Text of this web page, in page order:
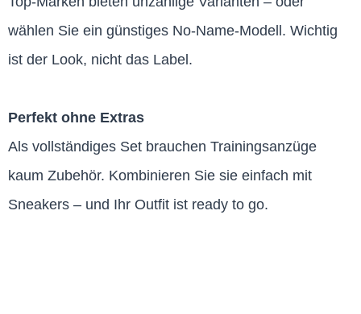
wählen Sie ein günstiges No-Name-Modell. Wichtig
ist der Look, nicht das Label.
Perfekt ohne Extras
Als vollständiges Set brauchen Trainingsanzüge
kaum Zubehör. Kombinieren Sie sie einfach mit
Sneakers – und Ihr Outfit ist ready to go.